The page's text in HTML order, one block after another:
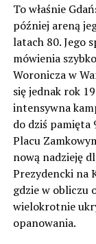
To właśnie
później areną
latach 80. Jego
mówienia
Woronicza w
się jednak rok
intensywna
do dziś pamięta
Placu
nową nadzieję
Prezydencki na
gdzie w obliczu
wielokrotnie
opanowania.